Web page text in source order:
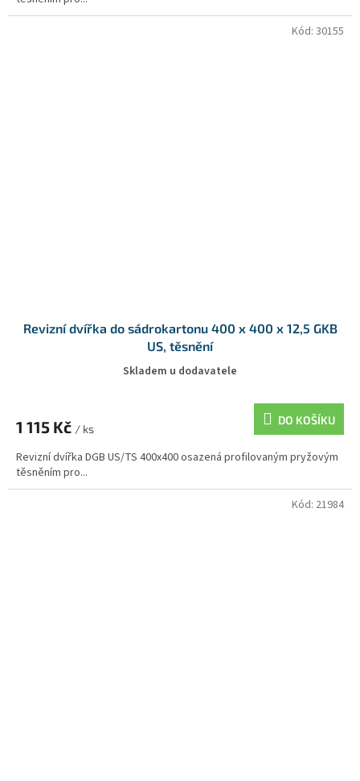
Revizní dvířka do sádrokartonu 400 x 400 x 12,5 GKB
US, těsnění
Skladem u dodavatele
1 115 Kč / ks
DO KOŠÍKU
Revizní dvířka DGB US/TS 400x400 osazená profilovaným pryžovým
těsněním pro...
Kód: 30155
Kód: 21984